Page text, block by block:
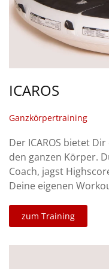
ICAROS
Ganzkörpertraining
Der ICAROS bietet
den ganzen Körper.
Coach, jagst
Deine eigenen
zum Training